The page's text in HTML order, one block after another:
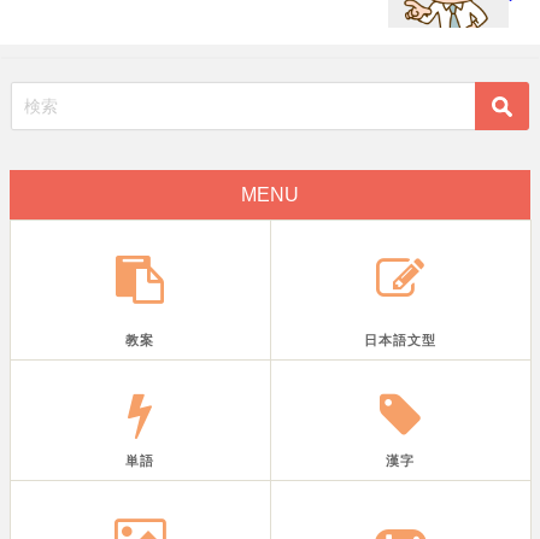
MENU
教案 日本語文型
単語 漢字